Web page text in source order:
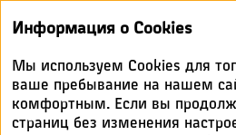
отчет 2019
ПЛАНЫ ПО
ПОЛИТИКЕ
Информация о Cookies
Мы используем Cookies для
ваше пребывание на нашем
комфортным. Если вы
страниц без изменения